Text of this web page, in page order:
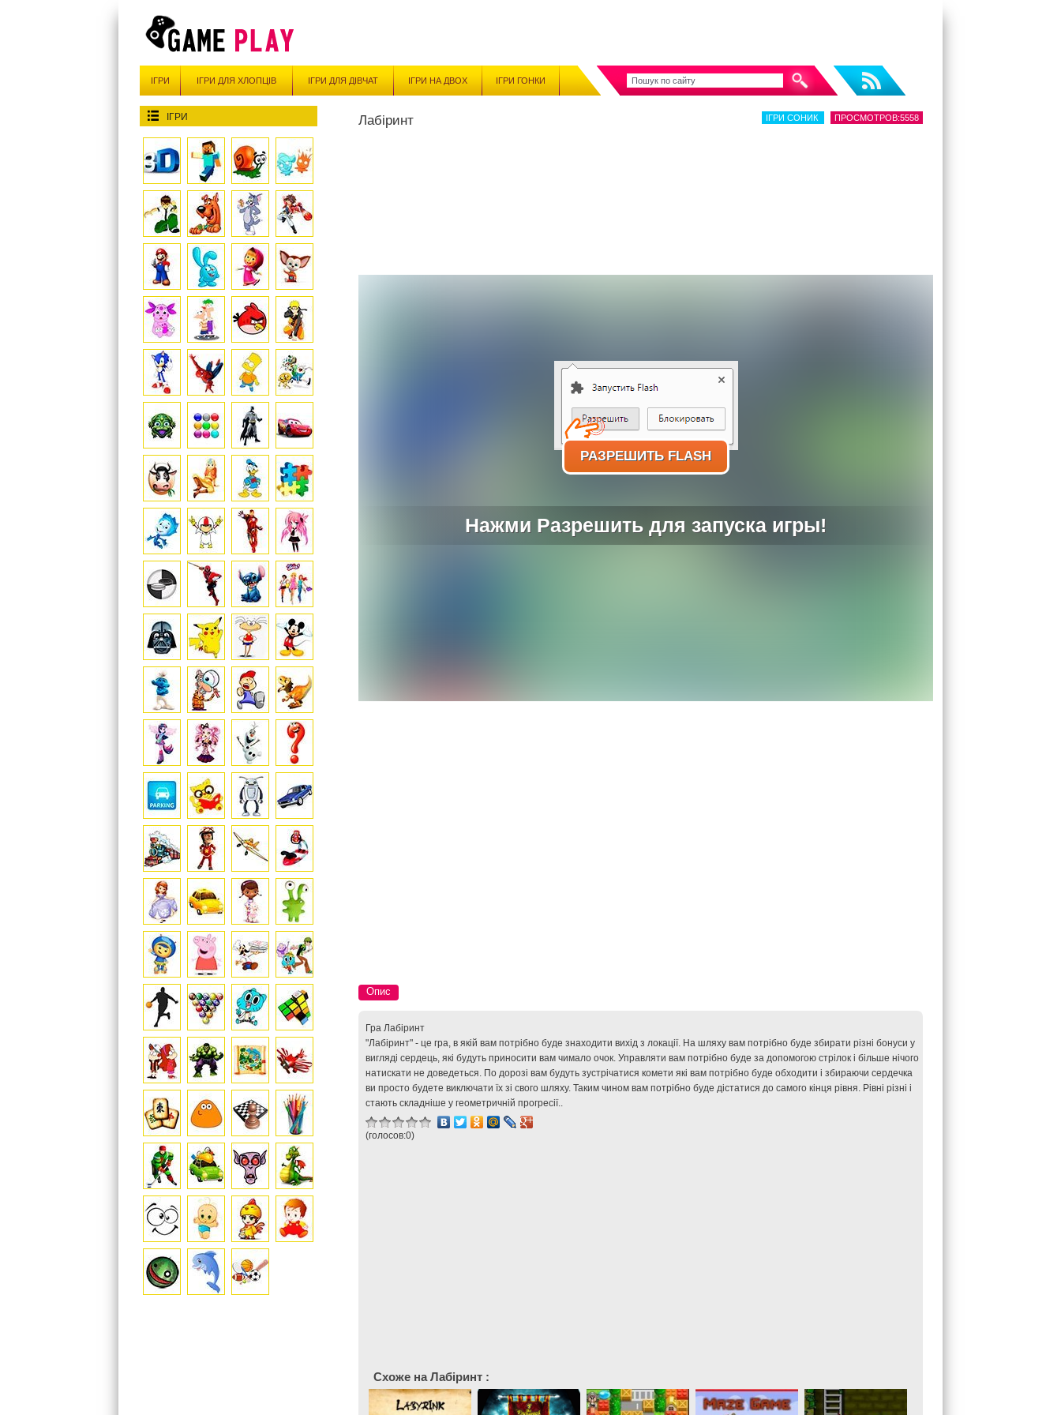
ІГРИ ІГРИ ДЛЯ ХЛОПЦІВ ІГРИ ДЛЯ ДІВЧАТ ІГРИ НА ДВОХ ІГРИ ГОНКИ
ІГРИ ІГРИ СОНИК ПРОСМОТРОВ:5558
Лабіринт
РАЗРЕШИТЬ FLASH
Нажми Разрешить для запуска игры!
Опис
Гра Лабіринт
"Лабіринт" - це гра, в якій вам потрібно буде знаходити вихід з локації. На шляху вам потрібно буде збирати різні бонуси у
вигляді сердець, які будуть приносити вам чимало очок. Управляти вам потрібно буде за допомогою стрілок і більше нічого
натискати не доведеться. По дорозі вам будуть зустрічатися комети які вам потрібно буде обходити і збираючи сердечка
ви просто будете виключати їх зі свого шляху. Таким чином вам потрібно буде дістатися до самого кінця рівня. Рівні різні і
стають складніше у геометричній прогресії..
(голосов:0)
Схоже на Лабіринт :